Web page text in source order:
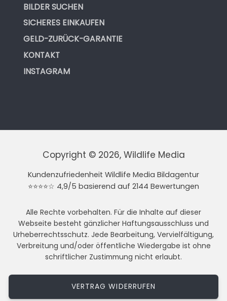
BILDER SUCHEN
SICHERES EINKAUFEN
GELD-ZURÜCK-GARANTIE
KONTAKT
INSTAGRAM
Copyright © 2026, Wildlife Media
Kundenzufriedenheit Wildlife Media Bildagentur
⭐⭐⭐⭐☆ 4,9/5 basierend auf 2144 Bewertungen
Alle Rechte vorbehalten. Für die Inhalte auf dieser
Webseite besteht gänzlicher Haftungsausschluss und
Urheberrechtsschutz. Jede Bearbeitung, Vervielfältigung,
Verbreitung und/oder öffentliche Wiedergabe ist ohne
schriftlicher Zustimmung nicht erlaubt.
VERTRAG WIDERRUFEN